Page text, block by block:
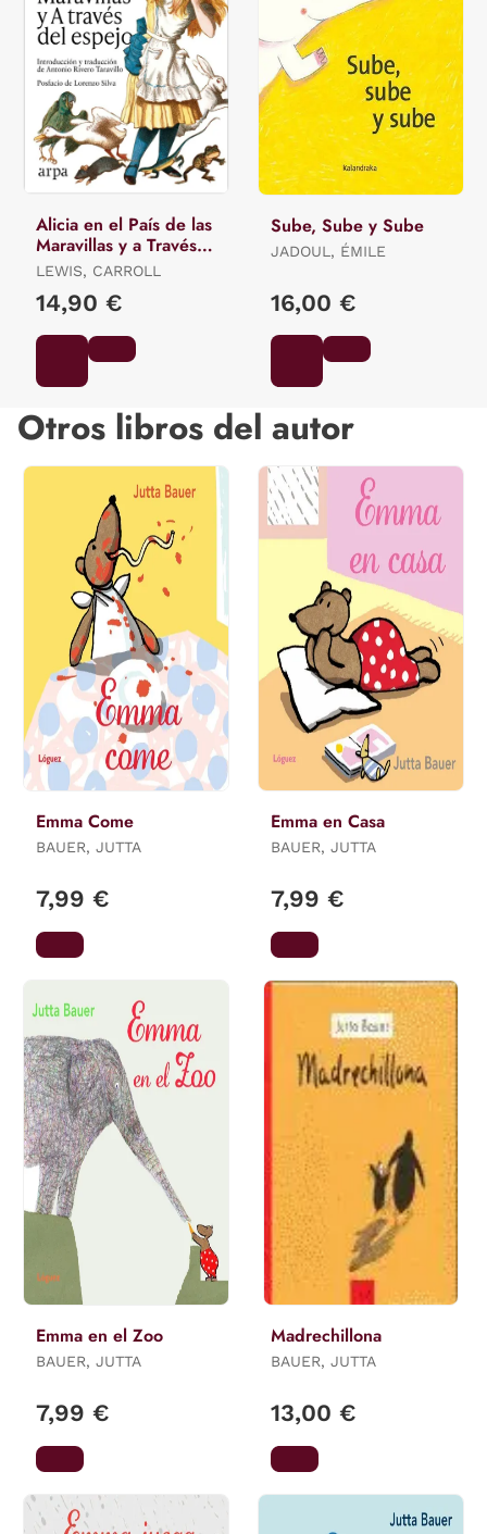
Alicia en el País de las
Maravillas y a Través
del Espejo
LEWIS, CARROLL
14,90 €
Sube, Sube y Sube
JADOUL, ÉMILE
16,00 €
Otros libros del autor
Emma Come
BAUER, JUTTA
7,99 €
Emma en Casa
BAUER, JUTTA
7,99 €
Emma en el Zoo
BAUER, JUTTA
7,99 €
Madrechillona
BAUER, JUTTA
13,00 €